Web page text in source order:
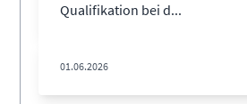
Qualifikation bei d...
01.06.2026